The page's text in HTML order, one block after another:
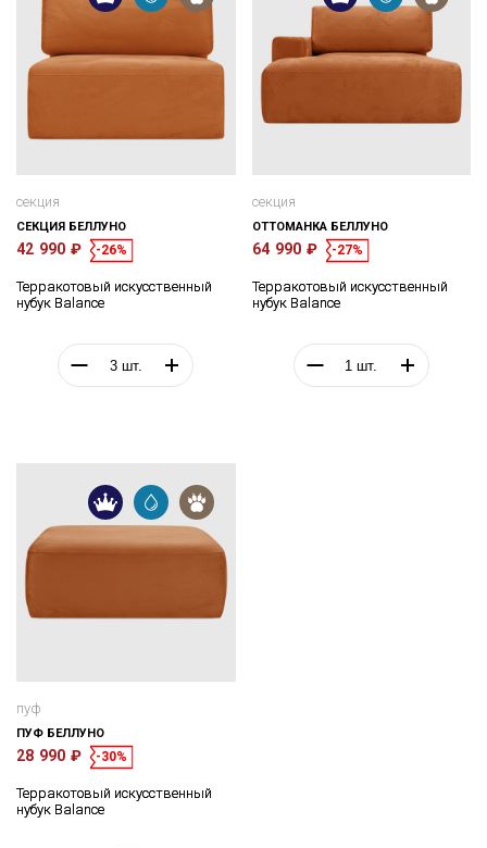
секция
СЕКЦИЯ БЕЛЛУНО
42 990 ₽ -26%
Терракотовый искусственный
нубук Balance
секция
ОТТОМАНКА БЕЛЛУНО
64 990 ₽ -27%
Терракотовый искусственный
нубук Balance
пуф
ПУФ БЕЛЛУНО
28 990 ₽ -30%
Терракотовый искусственный
нубук Balance